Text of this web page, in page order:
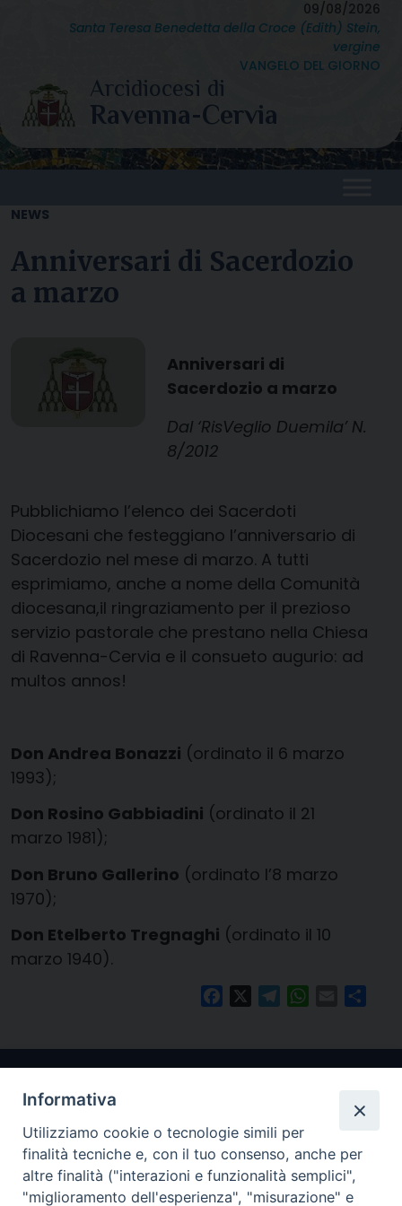
09/08/2026
Santa Teresa Benedetta della Croce (Edith) Stein,
vergine
VANGELO DEL GIORNO
NEWS
Anniversari di Sacerdozio
a marzo
Anniversari di
Sacerdozio a marzo
Dal ‘RisVeglio Duemila’ N.
8/2012
Pubblichiamo l’elenco dei Sacerdoti
Diocesani che festeggiano l’anniversario di
Sacerdozio nel mese di marzo. A tutti
esprimiamo, anche a nome della Comunità
diocesana,il ringraziamento per il prezioso
servizio pastorale che prestano nella Chiesa
di Ravenna-Cervia e il consueto augurio: ad
multos annos!
Don Andrea Bonazzi (ordinato il 6 marzo
1993);
Don Rosino Gabbiadini (ordinato il 21
marzo 1981);
Don Bruno Gallerino (ordinato l’8 marzo
1970);
Don Etelberto Tregnaghi (ordinato il 10
marzo 1940).
FacebookTelegramWhatsApp
Email
Informativa
Utilizziamo cookie o tecnologie simili per
finalità tecniche e, con il tuo consenso, anche per
altre finalità ("interazioni e funzionalità semplici",
"miglioramento dell'esperienza", "misurazione" e